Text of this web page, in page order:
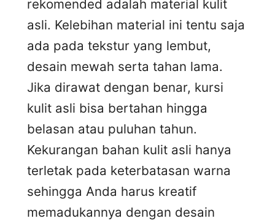
rekomended adalah material kulit
asli. Kelebihan material ini tentu saja
ada pada tekstur yang lembut,
desain mewah serta tahan lama.
Jika dirawat dengan benar, kursi
kulit asli bisa bertahan hingga
belasan atau puluhan tahun.
Kekurangan bahan kulit asli hanya
terletak pada keterbatasan warna
sehingga Anda harus kreatif
memadukannya dengan desain